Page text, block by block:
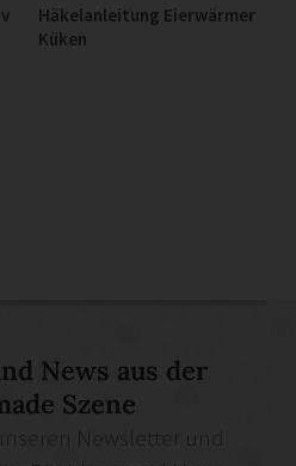
Häkelanleitung Eierwärmer
Küken
News aus der
Szene